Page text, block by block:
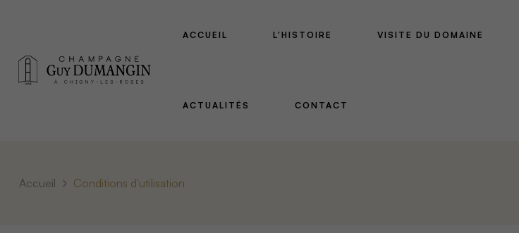
ACCUEIL L'HISTOIRE VISITE DU DOMAINE
ACTUALITÉS CONTACT
Accueil Conditions d'utilisation